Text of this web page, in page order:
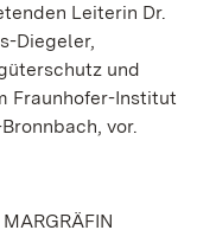
Leiterin Dr.
Diegeler,
und
Fraunhofer-Institut
vor.